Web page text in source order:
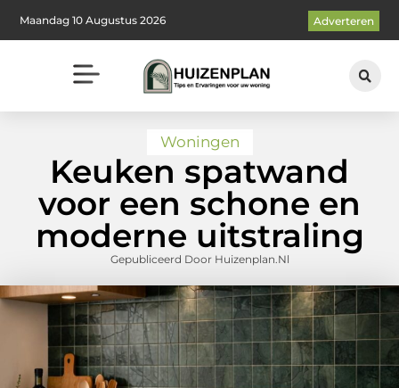
Maandag 10 Augustus 2026 Adverteren
Woningen
Keuken spatwand
voor een schone en
moderne uitstraling
Gepubliceerd Door Huizenplan.nl